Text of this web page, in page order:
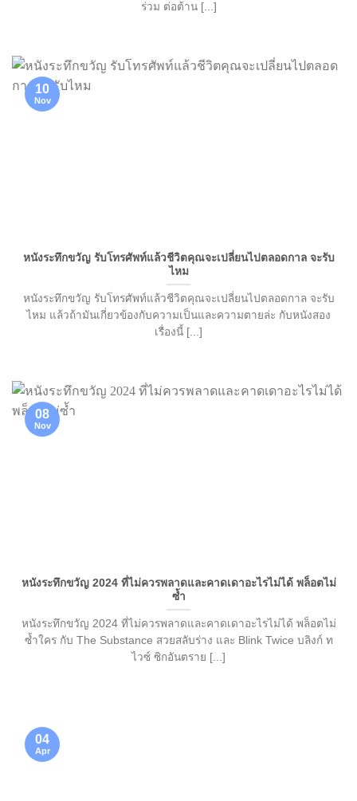
ร่วม ต่อต้าน [...]
หนังระทึกขวัญ รับโทรศัพท์แล้วชีวิตคุณจะเปลี่ยนไปตลอดกาล จะรับ
ไหม
หนังระทึกขวัญ รับโทรศัพท์แล้วชีวิตคุณจะเปลี่ยนไปตลอดกาล จะรับ
ไหม แล้วถ้ามันเกี่ยวข้องกับความเป็นและความตายล่ะ กับหนังสอง
เรื่องนี้ [...]
10
Nov
หนังระทึกขวัญ 2024 ที่ไม่ควรพลาดและคาดเดาอะไรไม่ได้ พล็อตไม่
ซ้ำ
หนังระทึกขวัญ 2024 ที่ไม่ควรพลาดและคาดเดาอะไรไม่ได้ พล็อตไม่
ซ้ำใคร กับ The Substance สวยสลับร่าง และ Blink Twice บลิงก์ ท
ไวซ์ ซิกอันตราย [...]
08
Nov
04
Apr